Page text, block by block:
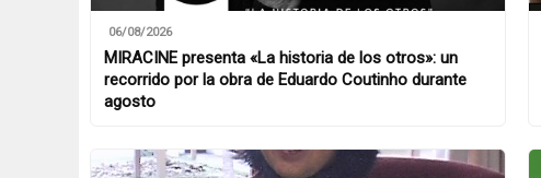
06/08/2026
MIRACINE presenta «La historia de los otros»: un
recorrido por la obra de Eduardo Coutinho durante
agosto